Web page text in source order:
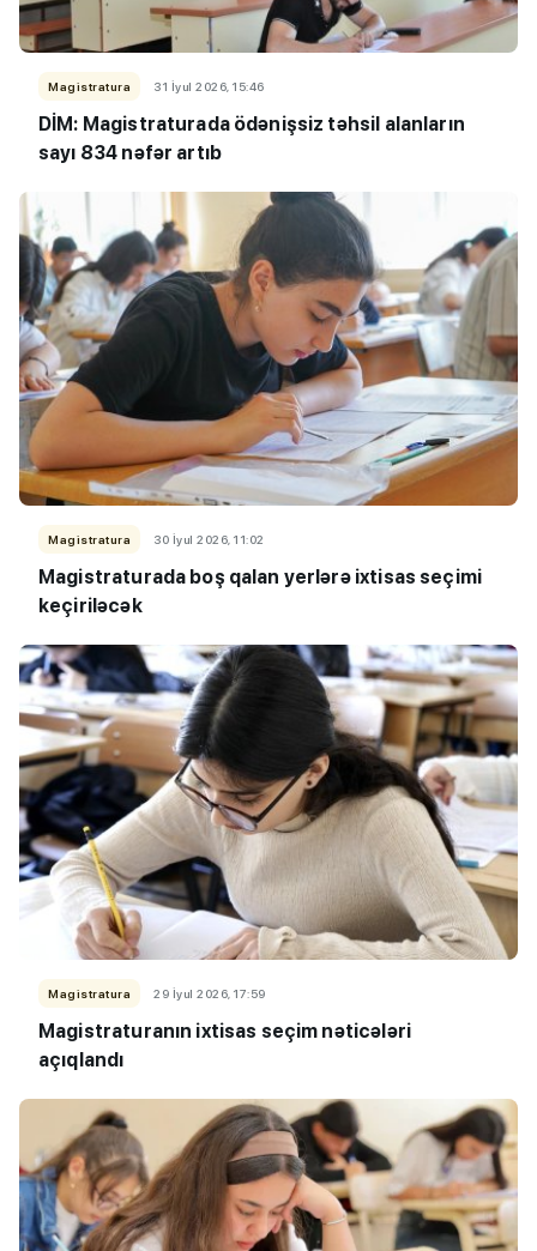
Magistratura 31 İyul 2026, 15:46
DİM: Magistraturada ödənişsiz təhsil alanların
sayı 834 nəfər artıb
Magistratura 30 İyul 2026, 11:02
Magistraturada boş qalan yerlərə ixtisas seçimi
keçiriləcək
Magistratura 29 İyul 2026, 17:59
Magistraturanın ixtisas seçim nəticələri
açıqlandı